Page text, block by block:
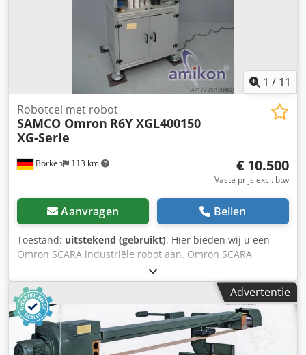
1 / 11
Borken 113 km
Robotcel met robot
SAMCO Omron R6Y XGL400150
XG-Serie
€ 10.500
Vaste prijs excl. btw
Aanvragen Bellen
Toestand: uitstekend (gebruikt), Hier bieden wij u een
Omron SCARA industriële robot aan. Omron SCARA
industriële robot met PB programmeerbox R6Y XGL400 XG-
serie SCARA-robot voor industriële toepassingen: • Hogere
betrouwbaarheid (geen riemen bij de XG-serie, geen
bewegende elektronische onderdelen) • Hoge precisie en
snelheid Dcodpfxszdywho Adyok • Minimale
onderhoudsbehoefte • Eenvoudig in gebruik • Hoge
Advertentie